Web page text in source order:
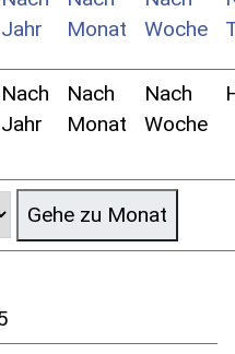
Nach
Jahr
Nach
Monat
Nach
Woche
Gehe zu Monat